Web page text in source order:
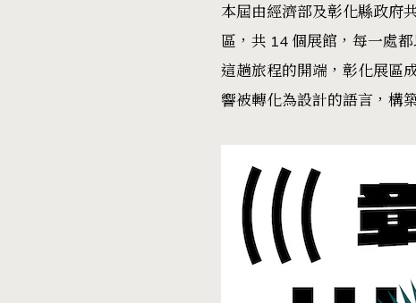
本屆由經濟部及彰化縣政府
區，共 14 個展館，每一處
這趟旅程的開端，彰化展區
響被轉化為設計的語言，構